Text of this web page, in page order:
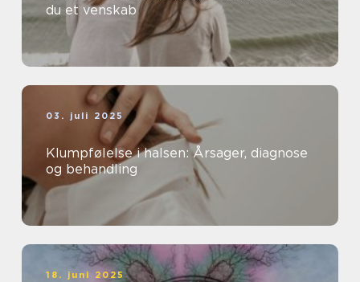
du et venskab
03. juli 2025
Klumpfølelse i halsen: Årsager, diagnose
og behandling
18. juni 2025